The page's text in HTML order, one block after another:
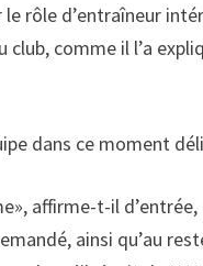
rôle d’entraîneur
comme il l’a
dans ce moment
affirme-t-il
ainsi qu’au